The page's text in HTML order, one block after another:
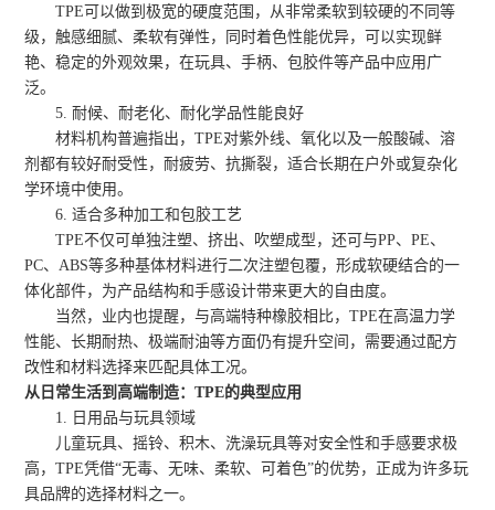
TPE可以做到极宽的硬度范围，从非常柔软到较硬的不同等
级，触感细腻、柔软有弹性，同时着色性能优异，可以实现鲜
艳、稳定的外观效果，在玩具、手柄、包胶件等产品中应用广
泛。
5. 耐候、耐老化、耐化学品性能良好
材料机构普遍指出，TPE对紫外线、氧化以及一般酸碱、溶
剂都有较好耐受性，耐疲劳、抗撕裂，适合长期在户外或复杂化
学环境中使用。
6. 适合多种加工和包胶工艺
TPE不仅可单独注塑、挤出、吹塑成型，还可与PP、PE、
PC、ABS等多种基体材料进行二次注塑包覆，形成软硬结合的一
体化部件，为产品结构和手感设计带来更大的自由度。
当然，业内也提醒，与高端特种橡胶相比，TPE在高温力学
性能、长期耐热、极端耐油等方面仍有提升空间，需要通过配方
改性和材料选择来匹配具体工况。
从日常生活到高端制造：TPE的典型应用
1. 日用品与玩具领域
儿童玩具、摇铃、积木、洗澡玩具等对安全性和手感要求极
高，TPE凭借“无毒、无味、柔软、可着色”的优势，正成为许多玩
具品牌的选择材料之一。